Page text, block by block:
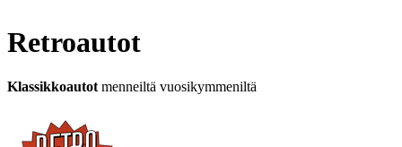
Retroautot
Klassikkoautot menneiltä vuosikymmeniltä